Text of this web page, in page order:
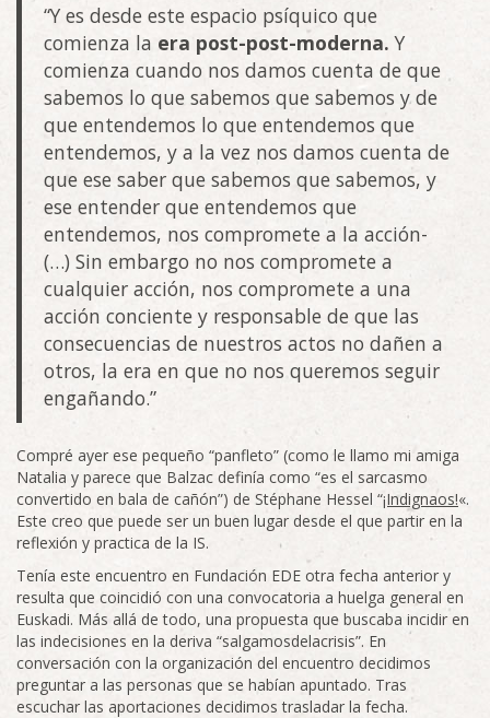
“Y es desde este espacio psíquico que
comienza la era post-post-moderna.Y
comienza cuando nos damos cuenta de que
sabemos lo que sabemos que sabemos y de
que entendemos lo que entendemos que
entendemos, y a la vez nos damos cuenta de
que ese saber que sabemos que sabemos, y
ese entender que entendemos que
entendemos, nos compromete a la acción-
(…) Sin embargo no nos compromete a
cualquier acción, nos compromete a una
acción conciente y responsable de que las
consecuencias de nuestros actos no dañen a
otros, la era en que no nos queremos seguir
engañando.”
Compré ayer ese pequeño “panfleto” (como le llamo mi amiga
Natalia y parece que Balzac definía como “es el sarcasmo
convertido en bala de cañón”) de Stéphane Hessel “¡Indignaos!«.
Este creo que puede ser un buen lugar desde el que partir en la
reflexión y practica de la IS.
Tenía este encuentro en Fundación EDE otra fecha anterior y
resulta que coincidió con una convocatoria a huelga general en
Euskadi. Más allá de todo, una propuesta que buscaba incidir en
las indecisiones en la deriva “salgamosdelacrisis”. En
conversación con la organización del encuentro decidimos
preguntar a las personas que se habían apuntado. Tras
escuchar las aportaciones decidimos trasladar la fecha.